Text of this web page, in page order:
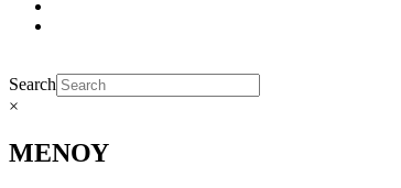
Search
×
ΜΕΝΟΥ